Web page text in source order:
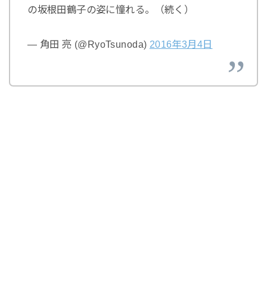
の坂根田鶴子の姿に憧れる。（続く）
— 角田 亮 (@RyoTsunoda) 2016年3月4日